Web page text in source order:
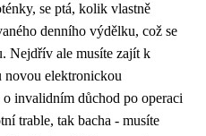
se ptá, kolik vlastně
denního výdělku, což se
Nejdřív ale musíte zajít k
elektronickou
invalidním důchod po operaci
trable, tak bacha - musíte